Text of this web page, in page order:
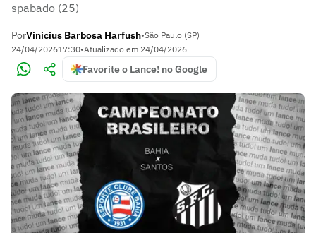
spabado (25)
PorVinicius Barbosa Harfush•São Paulo (SP)
24/04/202617:30•Atualizado em 24/04/2026
Favorite o Lance! no Google